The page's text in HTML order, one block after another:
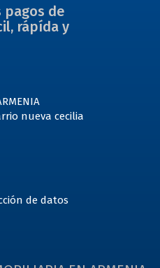
pagos de
rápída y
nueva cecilia
de datos